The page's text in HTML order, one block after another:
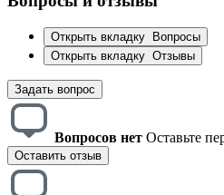
Открыть вкладку
Вопросы
Открыть вкладку Отзывы
Задать вопрос
Вопросов нет Оставьте
Оставить отзыв